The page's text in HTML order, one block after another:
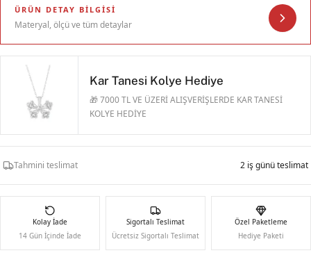
ÜRÜN DETAY BILGISI
Materyal, ölçü ve tüm detaylar
Kar Tanesi Kolye Hediye
🎁 7000 TL VE ÜZERİ ALIŞVERİŞLERDE KAR TANESİ
KOLYE HEDİYE
Tahmini teslimat 2 iş günü teslimat
Kolay İade
14 Gün İçinde İade
Sigortalı Teslimat
Ücretsiz Sigortalı Teslimat
Özel Paketleme
Hediye Paketi